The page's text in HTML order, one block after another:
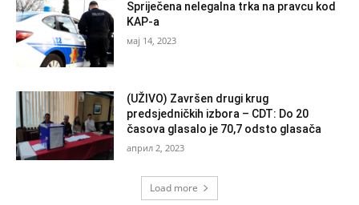
Spriječena nelegalna trka na pravcu kod
KAP-a
мај 14, 2023
(UŽIVO) Završen drugi krug
predsjedničkih izbora – CDT: Do 20
časova glasalo je 70,7 odsto glasača
април 2, 2023
Load more